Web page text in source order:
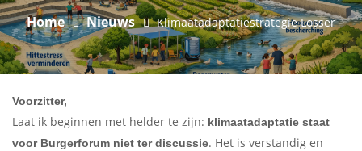
Home Nieuws Klimaatadaptatiestrategie Losser
Voorzitter,
Laat ik beginnen met helder te zijn: klimaatadaptatie staat
voor Burgerforum niet ter discussie. Het is verstandig en